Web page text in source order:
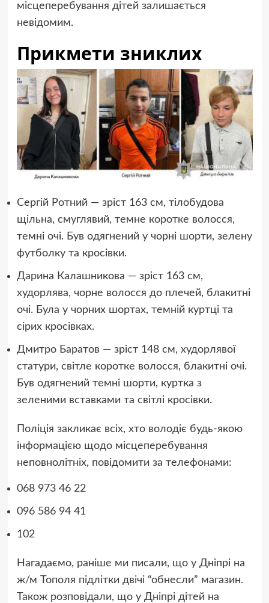
місцеперебування дітей залишається
невідомим.
Прикмети зниклих
Сергій Ротний — зріст 163 см, тілобудова
щільна, смуглявий, темне коротке волосся,
темні очі. Був одягнений у чорні шорти, зелену
футболку та кросівки.
Дарина Калашникова — зріст 163 см,
худорлява, чорне волосся до плечей, блакитні
очі. Була у чорних шортах, темній куртці та
сірих кросівках.
Дмитро Баратов — зріст 148 см, худорлявої
статури, світле коротке волосся, блакитні очі.
Був одягнений темні шорти, куртка з
зеленими вставками та світлі кросівки.
Поліція закликає всіх, хто володіє будь-якою
інформацією щодо місцеперебування
неповнолітніх, повідомити за телефонами:
068 973 46 22
096 586 94 41
102
Нагадаємо, раніше ми писали, що у Дніпрі на
ж/м Тополя підлітки двічі “обнесли” магазин.
Також розповідали, що у Дніпрі дітей на